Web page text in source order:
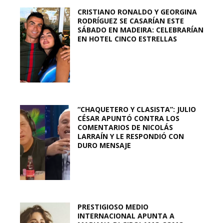
CRISTIANO RONALDO Y GEORGINA
RODRÍGUEZ SE CASARÍAN ESTE
SÁBADO EN MADEIRA: CELEBRARÍAN
EN HOTEL CINCO ESTRELLAS
“CHAQUETERO Y CLASISTA”: JULIO
CÉSAR APUNTÓ CONTRA LOS
COMENTARIOS DE NICOLÁS
LARRAÍN Y LE RESPONDIÓ CON
DURO MENSAJE
PRESTIGIOSO MEDIO
INTERNACIONAL APUNTA A